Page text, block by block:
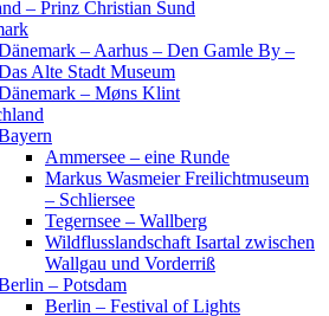
– Prinz Christian Sund
– Aarhus – Den Gamle By –
Alte Stadt Museum
– Møns Klint
Ammersee – eine Runde
Markus Wasmeier Freilichtmuseum
– Schliersee
Tegernsee – Wallberg
Wildflusslandschaft Isartal zwischen
Wallgau und Vorderriß
– Potsdam
Berlin – Festival of Lights